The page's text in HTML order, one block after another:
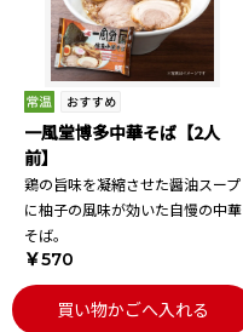
一風堂博多中華そば【2人
前】
鶏の旨味を凝縮させた醤油スープ
に柚子の風味が効いた自慢の中華
そば。
￥570
買い物かごへ入れる